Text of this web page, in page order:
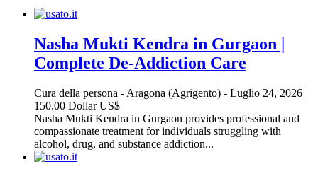
Nasha Mukti Kendra in Gurgaon |
Complete De-Addiction Care
Cura della persona - Aragona (Agrigento) - Luglio 24, 2026
150.00 Dollar US$
Nasha Mukti Kendra in Gurgaon provides professional and
compassionate treatment for individuals struggling with
alcohol, drug, and substance addiction...